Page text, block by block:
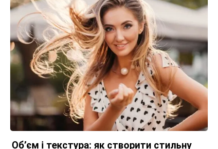
Об’єм і текстура: як створити стильну